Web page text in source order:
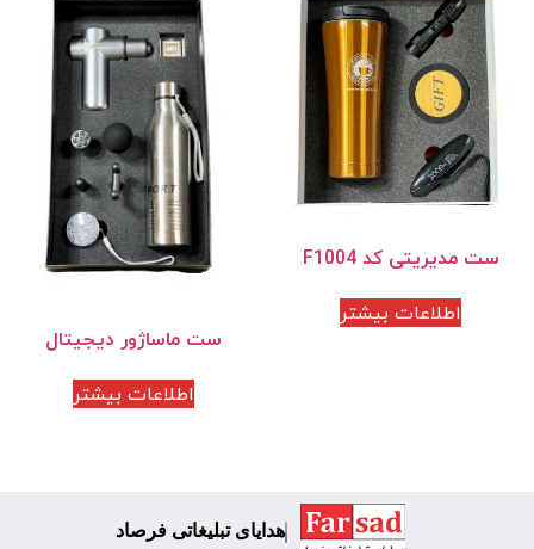
ست مدیریتی کد F1004
اطلاعات بیشتر
ست ماساژور دیجیتال
اطلاعات بیشتر
هدایای تبلیغاتی فرصاد